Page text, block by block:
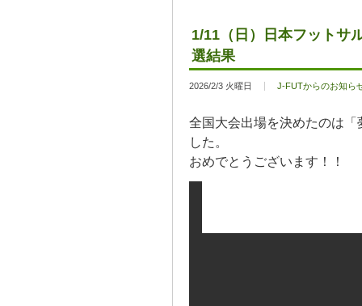
1/11（日）日本フットサ
選結果
2026/2/3 火曜日 J-FUTからのお知ら
全国大会出場を決めたのは
した。
おめでとうございます！！